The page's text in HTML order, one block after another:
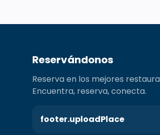
Reservándonos
Reserva en los mejores
Encuentra, reserva, conecta.
footer.uploadPlace